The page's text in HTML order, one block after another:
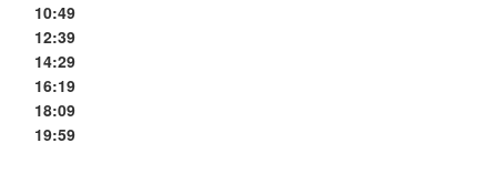
10:49
12:39
14:29
16:19
18:09
19:59